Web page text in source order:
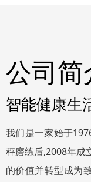
智能健康生
公司简
我们是一家始于
秤磨练后,2008年成
的价值并转型成为